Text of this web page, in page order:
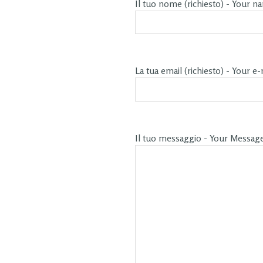
Il tuo nome (richiesto) - Your
La tua email (richiesto) - Your e-
Il tuo messaggio - Your